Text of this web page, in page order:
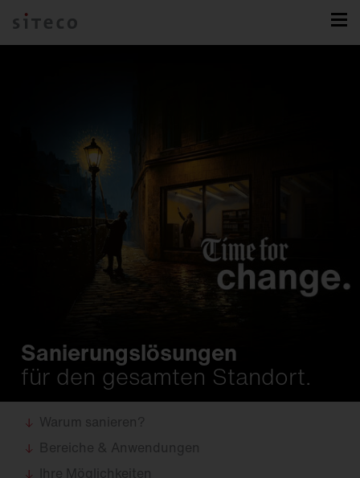
Sanierungslösungen
für den gesamten Standort.
Warum sanieren?
Bereiche & Anwendungen
Ihre Möglichkeiten